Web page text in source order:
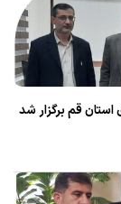
قم برگزار شد